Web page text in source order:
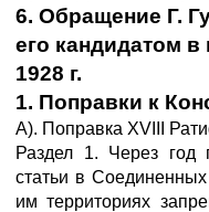
6. Обращение Г.
его кандидатом в
1928 г.
1. Поправки к
А). Поправка XVIII
Раздел 1. Через год
статьи в
им территориях